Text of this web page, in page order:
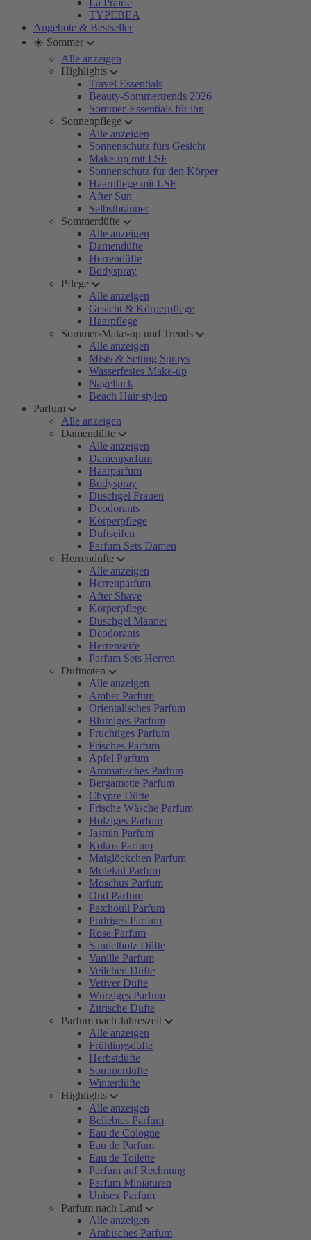
La Prairie
TYPEBEA
Angebote & Bestseller
☀️ Sommer
Alle anzeigen
Highlights
Travel Essentials
Beauty-Sommertrends 2026
Sommer-Essentials für ihn
Sonnenpflege
Alle anzeigen
Sonnenschutz fürs Gesicht
Make-up mit LSF
Sonnenschutz für den Körper
Haarpflege mit LSF
After Sun
Selbstbräuner
Sommerdüfte
Alle anzeigen
Damendüfte
Herrendüfte
Bodyspray
Pflege
Alle anzeigen
Gesicht & Körperpflege
Haarpflege
Sommer-Make-up und Trends
Alle anzeigen
Mists & Setting Sprays
Wasserfestes Make-up
Nagellack
Beach Hair stylen
Parfum
Alle anzeigen
Damendüfte
Alle anzeigen
Damenparfum
Haarparfum
Bodyspray
Duschgel Frauen
Deodorants
Körperpflege
Duftseifen
Parfum Sets Damen
Herrendüfte
Alle anzeigen
Herrenparfum
After Shave
Körperpflege
Duschgel Männer
Deodorants
Herrenseife
Parfum Sets Herren
Duftnoten
Alle anzeigen
Amber Parfum
Orientalisches Parfum
Blumiges Parfum
Fruchtiges Parfum
Frisches Parfum
Apfel Parfum
Aromatisches Parfum
Bergamotte Parfum
Chypre Düfte
Frische Wäsche Parfum
Holziges Parfum
Jasmin Parfum
Kokos Parfum
Maiglöckchen Parfum
Molekül Parfum
Moschus Parfum
Oud Parfum
Patchouli Parfum
Pudriges Parfum
Rose Parfum
Sandelholz Düfte
Vanille Parfum
Veilchen Düfte
Vetiver Düfte
Würziges Parfum
Zitrische Düfte
Parfum nach Jahreszeit
Alle anzeigen
Frühlingsdüfte
Herbstdüfte
Sommerdüfte
Winterdüfte
Highlights
Alle anzeigen
Beliebtes Parfum
Eau de Cologne
Eau de Parfum
Eau de Toilette
Parfum auf Rechnung
Parfum Miniaturen
Unisex Parfum
Parfum nach Land
Alle anzeigen
Arabisches Parfum